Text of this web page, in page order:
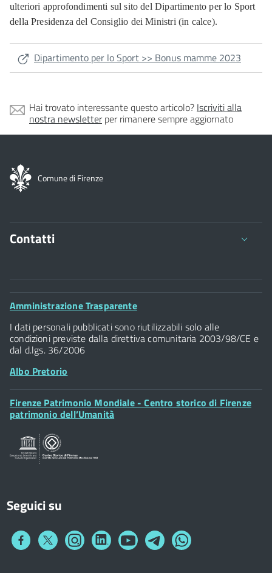
ulteriori approfondimenti sul sito del Dipartimento per lo Sport
della Presidenza del Consiglio dei Ministri (in calce).
Dipartimento per lo Sport >> Bonus mamme 2023
Hai trovato interessante questo articolo? Iscriviti alla
nostra newsletterper rimanere sempre aggiornato
Comune di Firenze
Contatti
Comune di Firenze
Palazzo Vecchio
Piazza della Signoria - 50122, Firenze
P.IVA 01307110484
Posta Elettronica Certificata
Footer
Amministrazione Trasparente
I dati personali pubblicati sono riutilizzabili solo alle
condizioni previste dalla direttiva comunitaria 2003/98/CE e
dal d.lgs. 36/2006
Albo Pretorio
Footer
Widget
Firenze Patrimonio Mondiale - Centro storico di Firenze
patrimonio dell’Umanità
Seguici su
Collegamento
Collegamento
a
Collegamento
a
Collegamento
a
Collegamento
a
Collegamento
a
Collegamento
a